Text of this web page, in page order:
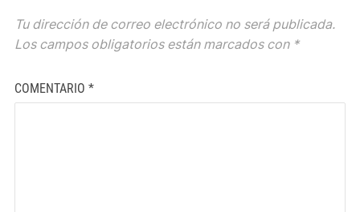
Tu dirección de correo electrónico no será publicada.
Los campos obligatorios están marcados con *
COMENTARIO *